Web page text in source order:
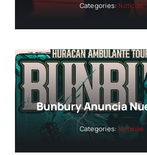
Categories: Noticias
Bunbury Anuncia
Categories: Noticias